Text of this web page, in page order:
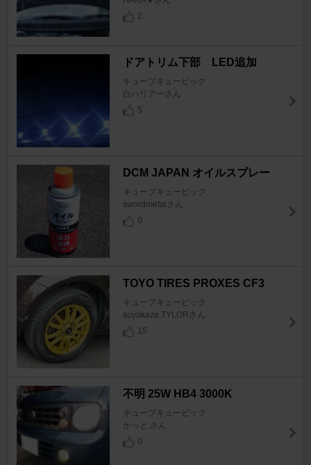
2
ドアトリム下部 LED追加
キューブキュービック
白ハリアーさん
5
DCM JAPAN オイルスプレー
キューブキュービック
swordmetalさん
0
TOYO TIRES PROXES CF3
キューブキュービック
soyokaze.TYLORさん
15
不明 25W HB4 3000K
キューブキュービック
かっと.さん
0